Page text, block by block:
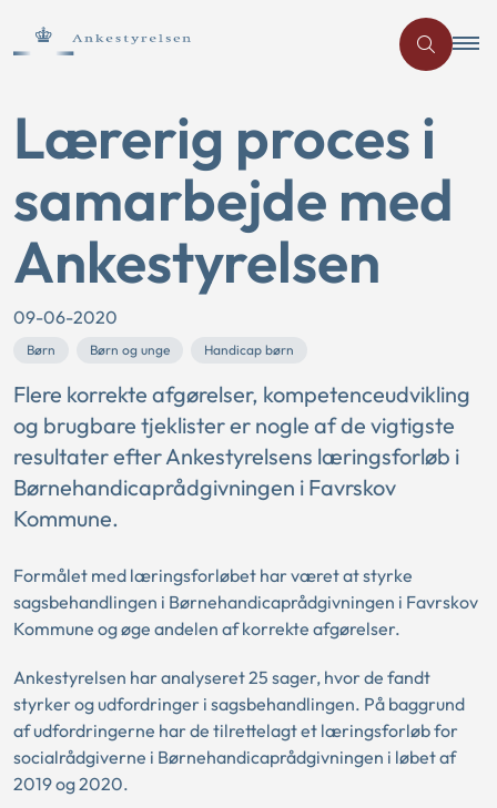
Lærerig proces i
samarbejde med
Ankestyrelsen
09-06-2020
Børn Børn og unge Handicap børn
Flere korrekte afgørelser, kompetenceudvikling
og brugbare tjeklister er nogle af de vigtigste
resultater efter Ankestyrelsens læringsforløb i
Børnehandicaprådgivningen i Favrskov
Kommune.
Formålet med læringsforløbet har været at styrke
sagsbehandlingen i Børnehandicaprådgivningen i Favrskov
Kommune og øge andelen af korrekte afgørelser.
Ankestyrelsen har analyseret 25 sager, hvor de fandt
styrker og udfordringer i sagsbehandlingen. På baggrund
af udfordringerne har de tilrettelagt et læringsforløb for
socialrådgiverne i Børnehandicaprådgivningen i løbet af
2019 og 2020.